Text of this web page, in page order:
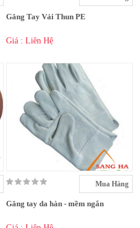
Găng Tay Vải Thun PE
Giá : Liên Hệ
Mua Hàng
Găng tay da hàn - mềm ngắn